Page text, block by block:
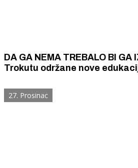
DA GA NEMA TREBALO BI GA
Trokutu održane nove
27. Prosinac